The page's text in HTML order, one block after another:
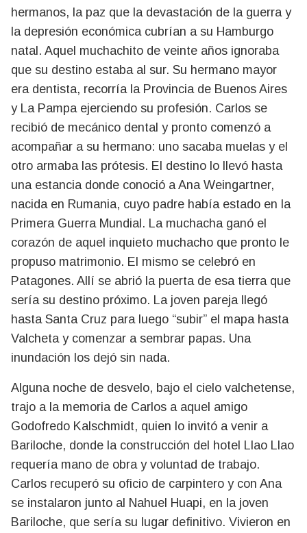
hermanos, la paz que la devastación de la guerra y
la depresión económica cubrían a su Hamburgo
natal. Aquel muchachito de veinte años ignoraba
que su destino estaba al sur. Su hermano mayor
era dentista, recorría la Provincia de Buenos Aires
y La Pampa ejerciendo su profesión. Carlos se
recibió de mecánico dental y pronto comenzó a
acompañar a su hermano: uno sacaba muelas y el
otro armaba las prótesis. El destino lo llevó hasta
una estancia donde conoció a Ana Weingartner,
nacida en Rumania, cuyo padre había estado en la
Primera Guerra Mundial. La muchacha ganó el
corazón de aquel inquieto muchacho que pronto le
propuso matrimonio. El mismo se celebró en
Patagones. Allí se abrió la puerta de esa tierra que
sería su destino próximo. La joven pareja llegó
hasta Santa Cruz para luego “subir” el mapa hasta
Valcheta y comenzar a sembrar papas. Una
inundación los dejó sin nada.
Alguna noche de desvelo, bajo el cielo valchetense,
trajo a la memoria de Carlos a aquel amigo
Godofredo Kalschmidt, quien lo invitó a venir a
Bariloche, donde la construcción del hotel Llao Llao
requería mano de obra y voluntad de trabajo.
Carlos recuperó su oficio de carpintero y con Ana
se instalaron junto al Nahuel Huapi, en la joven
Bariloche, que sería su lugar definitivo. Vivieron en